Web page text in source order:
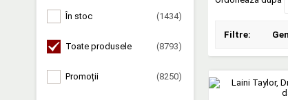
În stoc (1434)
Toate produsele (8793)
Promoții (8250)
Filtre: